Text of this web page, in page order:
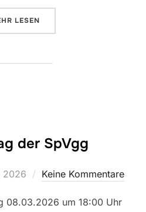
ÜBER “ÜBERSCHAUBARE
LESEN
der SpVgg
2026 Keine Kommentare
08.03.2026 um 18:00 Uhr